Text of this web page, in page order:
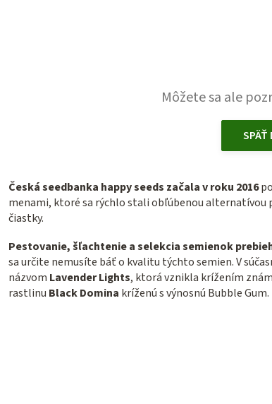
Môžete sa ale
SPÄŤ
Česká seedbanka happy seeds začala v roku 2016
menami, ktoré sa rýchlo stali obľúbenou alternatívou
čiastky.
Pestovanie, šľachtenie a selekcia semienok
sa určite nemusíte báť o kvalitu týchto semien. V
názvom Lavender Lights, ktorá vznikla krížením
rastlinu Black Domina kríženú s výnosnú Bubble